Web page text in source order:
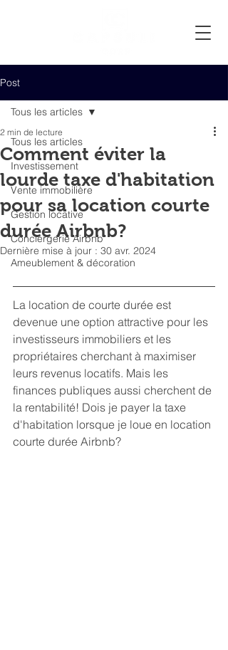
Post
Tous les articles
Investissement
Vente immobilière
Gestion locative
Conciergerie Airbnb
Ameublement & décoration
Tous les articles
Comment éviter la
lourde taxe d'habitation
pour sa location courte
durée Airbnb?
2 min de lecture
Dernière mise à jour : 30 avr. 2024
La location de courte durée est
devenue une option attractive pour les
investisseurs immobiliers et les
propriétaires cherchant à maximiser
leurs revenus locatifs. Mais les
finances publiques aussi cherchent de
la rentabilité! Dois je payer la taxe
d'habitation lorsque je loue en location
courte durée Airbnb?